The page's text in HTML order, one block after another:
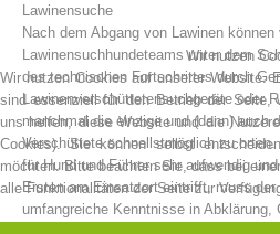
Lawinensuche
Nach dem Abgang von Lawinen
Lawinensuchhundeteams unter dem
des technischen Fortschrittes durch
Lawinenverschüttetensuchgeräte oder
manchmal die einzige und (dann) auch
Verschüttete schnellstmöglich zu
für Hund und Führer sehr aufwendig
Ersten am Einsatzort eintrifft, muss der
umfangreiche Kenntnisse in Abklärung,
Wir nutzen
Wir nutzen Cookies auf unserer Website.
sind essenziell für den Betrieb der Seite,
uns helfen, diese Website und die
Cookies). Sie können selbst
möchten. Bitte beachten Sie, dass bei
alle Funktionalitäten der Seite zur